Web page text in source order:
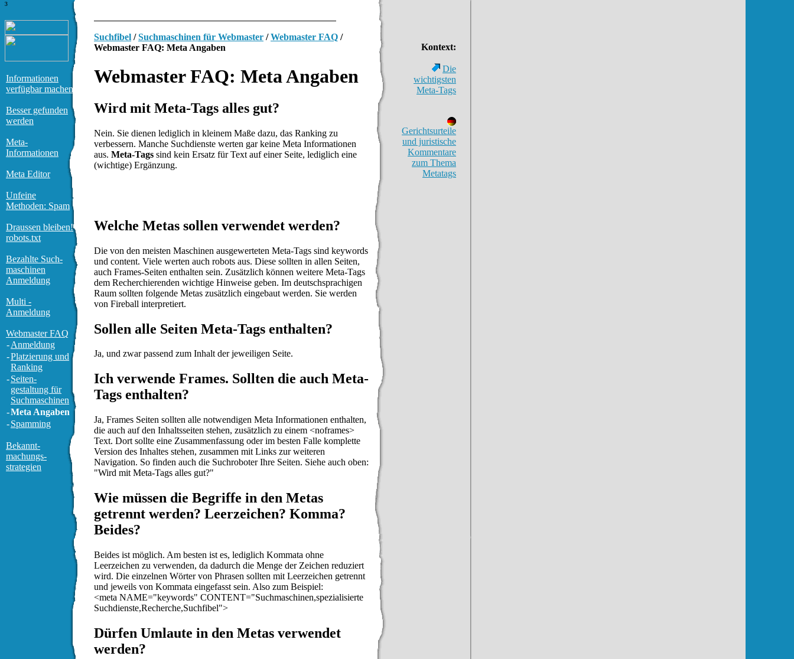
³
Informationen
verfügbar machen
Besser gefunden
werden
Meta-
Informationen
Meta Editor
Unfeine
Methoden: Spam
Draussen bleiben!
robots.txt
Bezahlte Such-
maschinen
Anmeldung
Multi -
Anmeldung
Webmaster FAQ
-Anmeldung
-Platzierung und
Ranking
-Seiten-
gestaltung für
Suchmaschinen
-Meta Angaben
-Spamming
Bekannt-
machungs-
strategien
Suchfibel /Suchmaschinen für Webmaster /Webmaster FAQ /
Webmaster FAQ: Meta Angaben
Webmaster FAQ: Meta Angaben
Wird mit Meta-Tags alles gut?
Nein. Sie dienen lediglich in kleinem Maße dazu, das Ranking zu
verbessern. Manche Suchdienste werten gar keine Meta Informationen
aus. Meta-Tags sind kein Ersatz für Text auf einer Seite, lediglich eine
(wichtige) Ergänzung.
Welche Metas sollen verwendet werden?
Die von den meisten Maschinen ausgewerteten Meta-Tags sind keywords
und content. Viele werten auch robots aus. Diese sollten in allen Seiten,
auch Frames-Seiten enthalten sein. Zusätzlich können weitere Meta-Tags
dem Recherchierenden wichtige Hinweise geben. Im deutschsprachigen
Raum sollten folgende Metas zusätzlich eingebaut werden. Sie werden
von Fireball interpretiert.
Sollen alle Seiten Meta-Tags enthalten?
Ja, und zwar passend zum Inhalt der jeweiligen Seite.
Ich verwende Frames. Sollten die auch Meta-
Tags enthalten?
Ja, Frames Seiten sollten alle notwendigen Meta Informationen enthalten,
die auch auf den Inhaltsseiten stehen, zusätzlich zu einem <noframes>
Text. Dort sollte eine Zusammenfassung oder im besten Falle komplette
Version des Inhaltes stehen, zusammen mit Links zur weiteren
Navigation. So finden auch die Suchroboter Ihre Seiten. Siehe auch oben:
"Wird mit Meta-Tags alles gut?"
Wie müssen die Begriffe in den Metas
getrennt werden? Leerzeichen? Komma?
Beides?
Beides ist möglich. Am besten ist es, lediglich Kommata ohne
Leerzeichen zu verwenden, da dadurch die Menge der Zeichen reduziert
wird. Die einzelnen Wörter von Phrasen sollten mit Leerzeichen getrennt
und jeweils von Kommata eingefasst sein. Also zum Beispiel:
<meta NAME="keywords" CONTENT="Suchmaschinen,spezialisierte
Suchdienste,Recherche,Suchfibel">
Dürfen Umlaute in den Metas verwendet
werden?
Kontext:
Die
wichtigsten
Meta-Tags
Gerichtsurteile
und juristische
Kommentare
zum Thema
Metatags